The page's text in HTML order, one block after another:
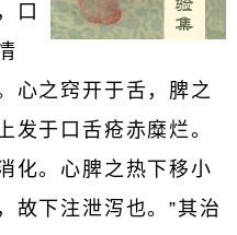
口
心之窍开于舌，脾之
发于口舌疮赤糜烂。
化。心脾之热下移小
故下注泄泻也。”其治